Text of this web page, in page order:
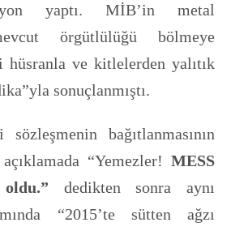
yaptı. MİB’in metal
örgütlülüğü bölmeye
ve kitlelerden yalıtık
sonuçlanmıştı.
bağıtlanmasının
“Yemezler! MESS
dedikten sonra aynı
“2015’te sütten ağzı